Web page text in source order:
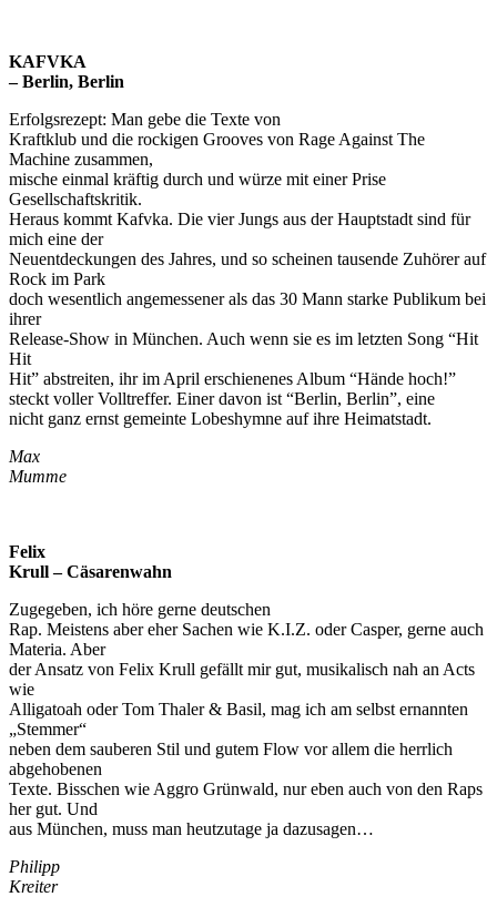
KAFVKA
– Berlin, Berlin
Erfolgsrezept: Man gebe die Texte von
Kraftklub und die rockigen Grooves von Rage Against The
Machine zusammen,
mische einmal kräftig durch und würze mit einer Prise
Gesellschaftskritik.
Heraus kommt Kafvka. Die vier Jungs aus der Hauptstadt sind für
mich eine der
Neuentdeckungen des Jahres, und so scheinen tausende Zuhörer auf
Rock im Park
doch wesentlich angemessener als das 30 Mann starke Publikum bei
ihrer
Release-Show in München. Auch wenn sie es im letzten Song “Hit
Hit
Hit” abstreiten, ihr im April erschienenes Album “Hände hoch!”
steckt voller Volltreffer. Einer davon ist “Berlin, Berlin”, eine
nicht ganz ernst gemeinte Lobeshymne auf ihre Heimatstadt.
Max
Mumme
Felix
Krull – Cäsarenwahn
Zugegeben, ich höre gerne deutschen
Rap. Meistens aber eher Sachen wie K.I.Z. oder Casper, gerne auch
Materia. Aber
der Ansatz von Felix Krull gefällt mir gut, musikalisch nah an Acts
wie
Alligatoah oder Tom Thaler & Basil, mag ich am selbst ernannten
„Stemmer“
neben dem sauberen Stil und gutem Flow vor allem die herrlich
abgehobenen
Texte. Bisschen wie Aggro Grünwald, nur eben auch von den Raps
her gut. Und
aus München, muss man heutzutage ja dazusagen…
Philipp
Kreiter